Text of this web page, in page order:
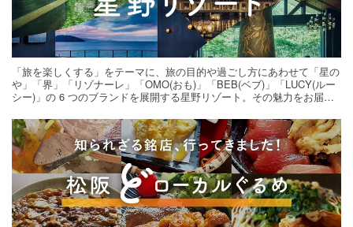
「旅を楽しくする」をテーマに、旅の目的や過ごし方にあわせて「星の
や」「界」「リゾナーレ」「OMO(おも)」「BEB(ベブ)」「LUCY(ルー
シー)」の 6 つのブランドを展開する星野リゾート。その魅力をお届け